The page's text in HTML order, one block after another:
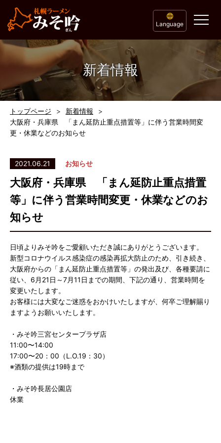
Language
新着情報
トップページ
新着情報
大阪府・兵庫県 「まん延防止重点措置等」に伴う営業時間変
更・休業などのお知らせ
2021.06.21 お知らせ
大阪府・兵庫県 「まん延防止重点措置
等」に伴う営業時間変更・休業などのお
知らせ
日頃よりみそ吟をご愛顧いただき誠にありがとうございます。
新型コロナウイルス感染症の感染再拡大防止のため、引き続き、
大阪府からの「まん延防止重点措置等」の発出及び、各種要請に
従い、6月21日～7月11日までの期間、下記の通り、営業時間を
変更いたします。
お客様には大変なご迷惑をおかけいたしますが、何卒ご理解賜り
ますようお願いいたします。
・みそ吟三宮センタープラザ店
11:00〜14:00
17:00〜20：00（L.O.19：30）
※酒類の提供は19時まで
・みそ吟長居公園店
休業